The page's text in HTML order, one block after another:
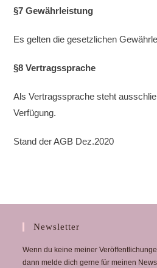
§7 Gewährleistung
Es gelten die gesetzlichen
§8 Vertragssprache
Als Vertragssprache steht
Verfügung.
Stand der AGB Dez.2020
Newsletter
Wenn du keine meiner
dann melde dich gerne für meinen